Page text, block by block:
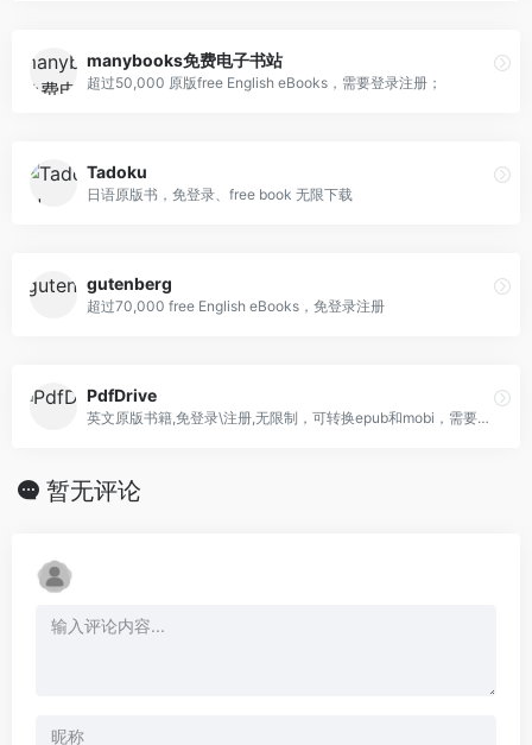
manybooks免费电子书站
超过50,000 原版free English eBooks，需要登录注册；
Tadoku
日语原版书，免登录、free book 无限下载
gutenberg
超过70,000 free English eBooks，免登录注册
PdfDrive
英文原版书籍,免登录\注册,无限制，可转换epub和mobi，需要科学上网
暂无评论